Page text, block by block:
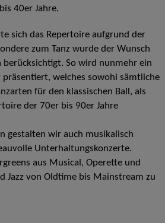
40er Jahre.
sich das Repertoire aufgrund der
zum Tanz wurde der Wunsch
berücksichtigt. So wird nunmehr ein
welches sowohl sämtliche
für den klassischen Ball, als
der 70er bis 90er Jahre
gestalten wir auch musikalisch
Unterhaltungskonzerte.
aus Musical, Operette und
Jazz von Oldtime bis Mainstream zu